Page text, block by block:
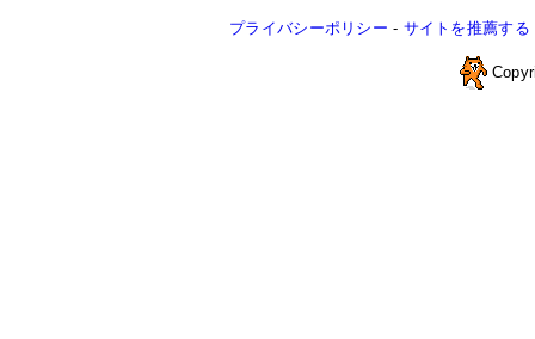
プライバシーポリシー - サイトを推薦する